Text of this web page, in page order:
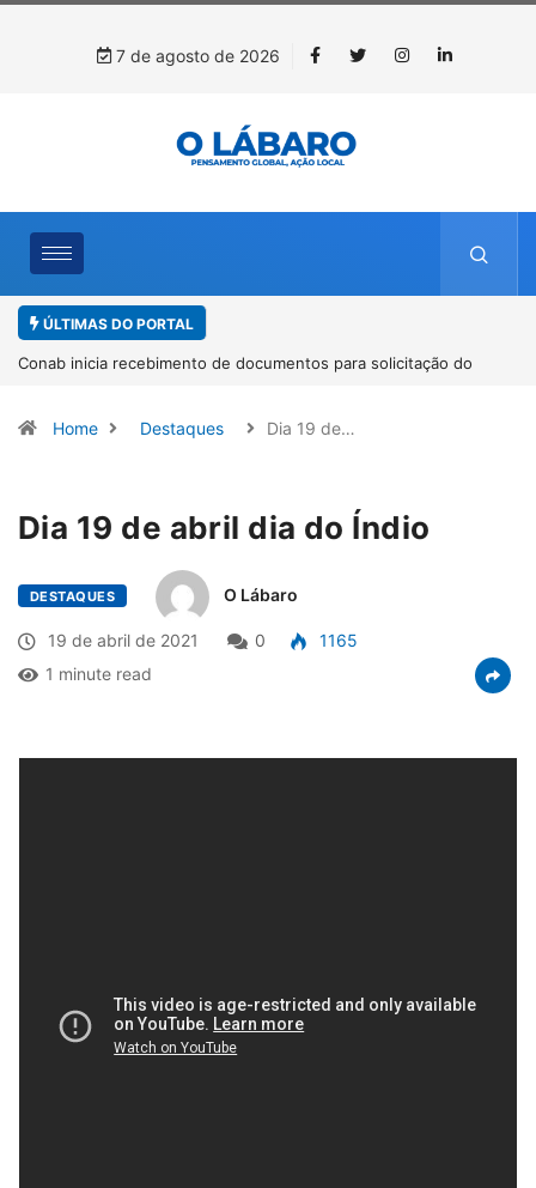
7 de agosto de 2026
ÚLTIMAS DO PORTAL
do
Workshop internacional debate futuro da piscicultura
Home Destaques Dia 19 de…
Dia 19 de abril dia do Índio
DESTAQUES O Lábaro
19 de abril de 2021 0
1165
1 minute read